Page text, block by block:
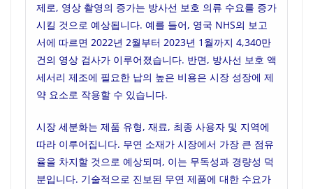
제로, 영상 촬영의 증가는 방사선 보호 의류 수요를 증가
시킬 것으로 예상됩니다. 예를 들어, 영국 NHS의 보고
서에 따르면 2022년 2월부터 2023년 1월까지 4,340만
건의 영상 검사가 이루어졌습니다. 반면, 방사선 보호 액
세서리 제조에 필요한 납의 높은 비용은 시장 성장에 제
약 요소로 작용할 수 있습니다.
시장 세분화는 제품 유형, 재료, 최종 사용자 및 지역에
따라 이루어집니다. 무연 소재가 시장에서 가장 큰 점유
율을 차지할 것으로 예상되며, 이는 무독성과 경량성 덕
분입니다. 기술적으로 진보된 무연 제품에 대한 수요가